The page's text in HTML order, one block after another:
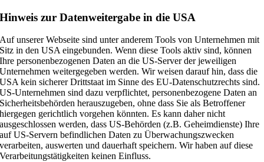
Hinweis zur Datenweitergabe in die USA
Auf unserer Webseite sind unter anderem Tools von Unternehmen mit
Sitz in den USA eingebunden. Wenn diese Tools aktiv sind, können
Ihre personenbezogenen Daten an die US-Server der jeweiligen
Unternehmen weitergegeben werden. Wir weisen darauf hin, dass die
USA kein sicherer Drittstaat im Sinne des EU-Datenschutzrechts sind.
US-Unternehmen sind dazu verpflichtet, personenbezogene Daten an
Sicherheitsbehörden herauszugeben, ohne dass Sie als Betroffener
hiergegen gerichtlich vorgehen könnten. Es kann daher nicht
ausgeschlossen werden, dass US-Behörden (z.B. Geheimdienste) Ihre
auf US-Servern befindlichen Daten zu Überwachungszwecken
verarbeiten, auswerten und dauerhaft speichern. Wir haben auf diese
Verarbeitungstätigkeiten keinen Einfluss.